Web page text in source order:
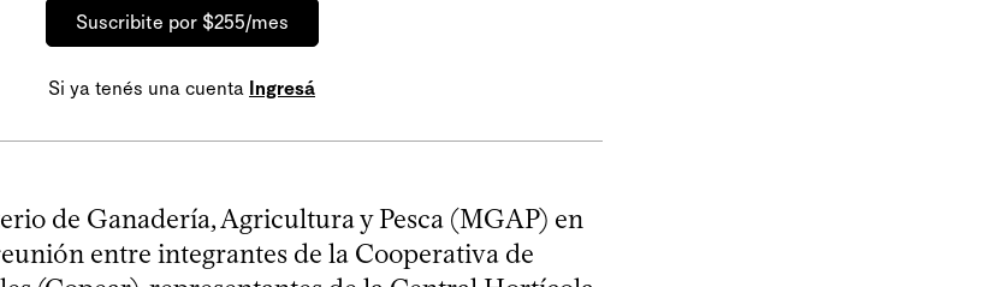
Suscribite por $255/mes
Si ya tenés una cuenta Ingresá
de Ganadería, Agricultura y Pesca (MGAP) en
entre integrantes de la Cooperativa de